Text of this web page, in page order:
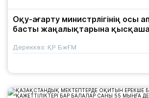
Оқу-ағарту министрлігінің осы
басты жаңалықтарына
Дереккөз: ҚР БжҒМ